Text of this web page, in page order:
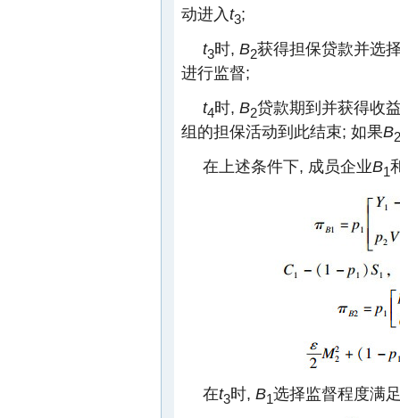
动进入t3;
t3时, B2获得担保贷款并选
进行监督;
t4时, B2贷款期到并获得收
组的担保活动到此结束; 如果B2
在上述条件下, 成员企业B1
在t3时, B1选择监督程度满